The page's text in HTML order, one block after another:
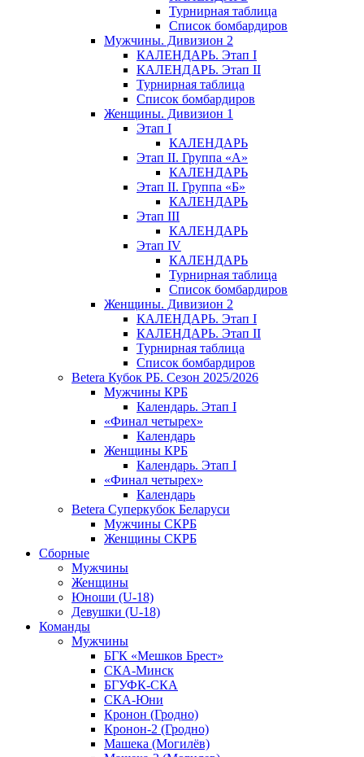
Турнирная таблица
Список бомбардиров
Мужчины. Дивизион 2
КАЛЕНДАРЬ. Этап I
КАЛЕНДАРЬ. Этап II
Турнирная таблица
Список бомбардиров
Женщины. Дивизион 1
Этап I
КАЛЕНДАРЬ
Этап II. Группа «А»
КАЛЕНДАРЬ
Этап II. Группа «Б»
КАЛЕНДАРЬ
Этап III
КАЛЕНДАРЬ
Этап IV
КАЛЕНДАРЬ
Турнирная таблица
Список бомбардиров
Женщины. Дивизион 2
КАЛЕНДАРЬ. Этап I
КАЛЕНДАРЬ. Этап II
Турнирная таблица
Список бомбардиров
Betera Кубок РБ. Сезон 2025/2026
Мужчины КРБ
Календарь. Этап I
«Финал четырех»
Календарь
Женщины КРБ
Календарь. Этап I
«Финал четырех»
Календарь
Betera Суперкубок Беларуси
Мужчины СКРБ
Женщины СКРБ
Сборные
Мужчины
Женщины
Юноши (U-18)
Девушки (U-18)
Команды
Мужчины
БГК «Мешков Брест»
СКА-Минск
БГУФК-СКА
СКА-Юни
Кронон (Гродно)
Кронон-2 (Гродно)
Машека (Могилёв)